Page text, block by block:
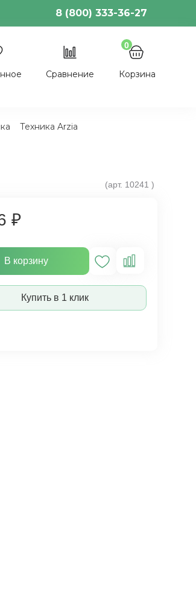
8 (800) 333-36-27
Сравнение
0
Корзина
Техника Arzia
(арт. 10241 )
₽
В корзину
Купить в 1 клик